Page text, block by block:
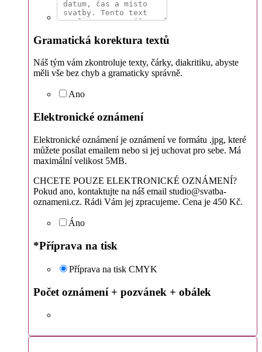
Gramatická korektura textů
Náš tým vám zkontroluje texty, čárky, diakritiku, abyste
měli vše bez chyb a gramaticky správně.
Ano
Elektronické oznámení
Elektronické oznámení je oznámení ve formátu .jpg, které
můžete posílat emailem nebo si jej uchovat pro sebe. Má
maximální velikost 5MB.
CHCETE POUZE ELEKTRONICKÉ OZNÁMENÍ?
Pokud ano, kontaktujte na náš email studio@svatba-
oznameni.cz. Rádi Vám jej zpracujeme. Cena je 450 Kč.
Áno
*Příprava na tisk
Příprava na tisk CMYK
Počet oznámení + pozvánek + obálek